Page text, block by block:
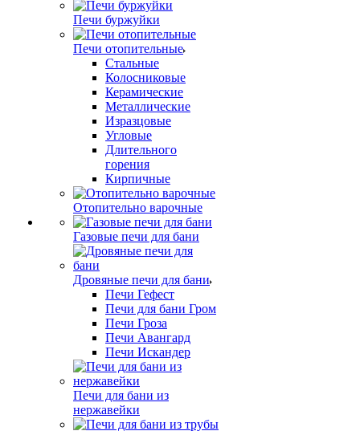
Печи буржуйки
Печи отопительные
Стальные
Колосниковые
Керамические
Металлические
Изразцовые
Угловые
Длительного
горения
Кирпичные
Отопительно варочные
Газовые печи для бани
Дровяные печи для бани
Печи Гефест
Печи для бани Гром
Печи Гроза
Печи Авангард
Печи Искандер
Печи для бани из
нержавейки